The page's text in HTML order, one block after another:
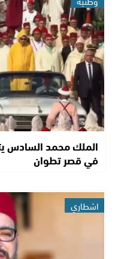
الملك محمد السادس
في قصر تطوان
اشطاري